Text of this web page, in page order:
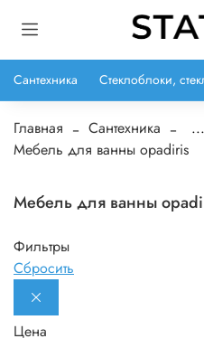
Сантехника Стеклоблоки,
Главная Сантехника
...
Мебель для ванны opadiris
Мебель для ванны
Фильтры
Сбросить
Цена